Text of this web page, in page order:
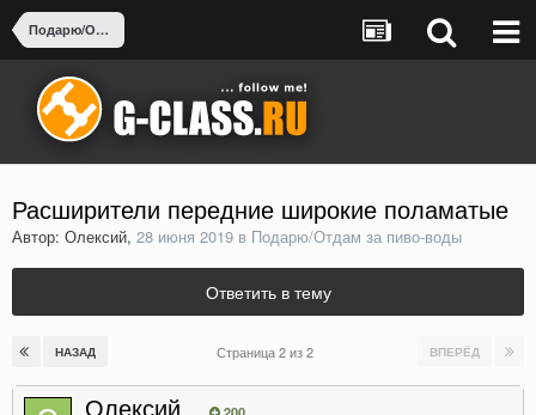
Подарю/Отдам за пиво-воды
Расширители передние широкие поламатые
Автор: Олексий, 28 июня 2019 в Подарю/Отдам за пиво-воды
Ответить в тему
НАЗАД ВПЕРЁД
Страница 2 из 2
Олексий